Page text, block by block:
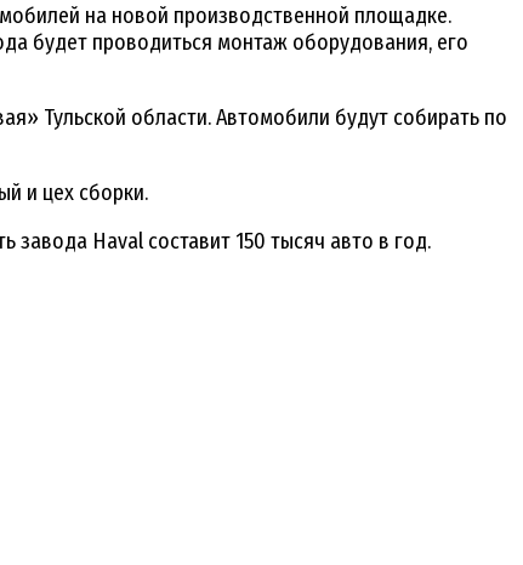
на новой производственной площадке.
будет проводиться монтаж оборудования, его
Тульской области. Автомобили будут собирать по
и цех сборки.
Haval составит 150 тысяч авто в год.